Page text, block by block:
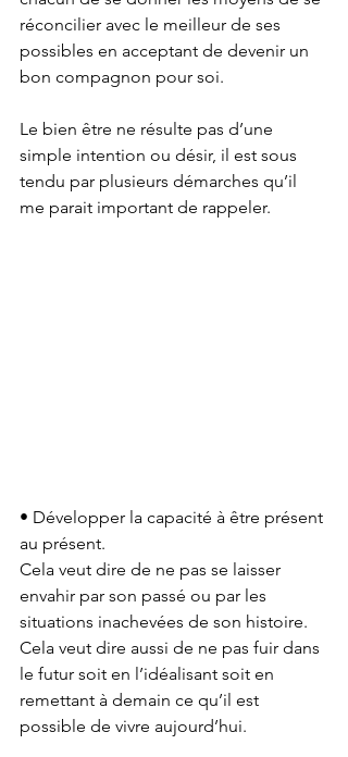
réconcilier avec le meilleur de ses
possibles en acceptant de devenir un
bon compagnon pour soi.
Le bien être ne résulte pas d’une
simple intention ou désir, il est sous
tendu par plusieurs démarches qu’il
me parait important de rappeler.
• Développer la capacité à être présent
au présent.
Cela veut dire de ne pas se laisser
envahir par son passé ou par les
situations inachevées de son histoire.
Cela veut dire aussi de ne pas fuir dans
le futur soit en l’idéalisant soit en
remettant à demain ce qu’il est
possible de vivre aujourd’hui.